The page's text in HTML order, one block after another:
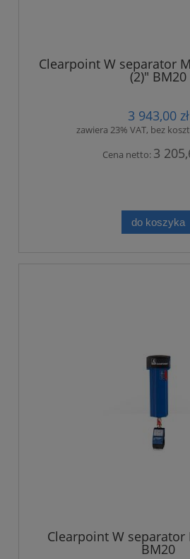
Clearpoint W separator
(2)" BM20
3 943,00 zł
zawiera 23% VAT, bez
Cena netto: 3
do koszyka
Clearpoint W separator
BM20